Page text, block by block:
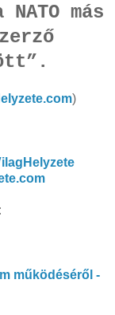
más
)
működéséről -